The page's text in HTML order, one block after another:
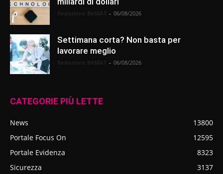
- 06/08/2026
Settimana corta? Non basta per
lavorare meglio
- 06/08/2026
CATEGORIE PIÙ LETTE
News
13800
Portale Focus On
12595
Portale Evidenza
8323
Sicurezza
3137